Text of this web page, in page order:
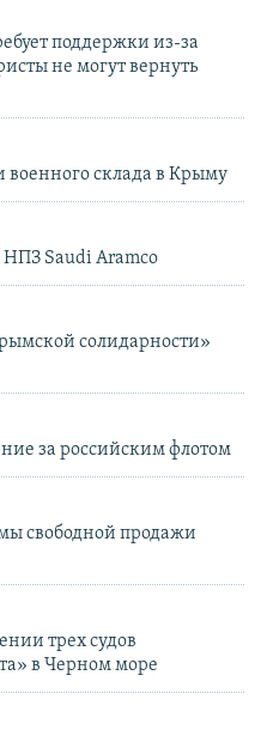
поддержки из-за
не могут вернуть
склада в Крыму
НПЗ Saudi Aramco
солидарности»
за российским флотом
свободной продажи
трех судов
в Черном море